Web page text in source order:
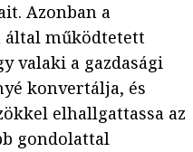
Azonban a
által működtetett
valaki a gazdasági
konvertálja, és
elhallgattassa az
gondolattal